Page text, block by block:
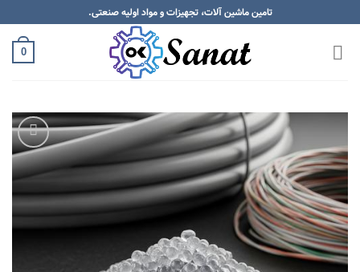
Skip
to
content
تامین ماشین آلات، تجهیزات و مواد اولیه صنعتی.
0
Add to
wishlist